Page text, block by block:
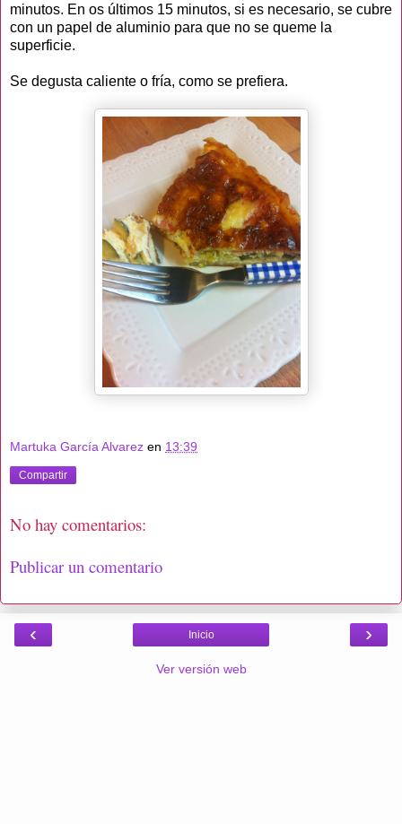
minutos. En os últimos 15 minutos, si es necesario, se cubre
con un papel de aluminio para que no se queme la
superficie.
Se degusta caliente o fría, como se prefiera.
Martuka García Alvarez en 13:39
Compartir
No hay comentarios:
Publicar un comentario
‹ ›
Inicio
Ver versión web